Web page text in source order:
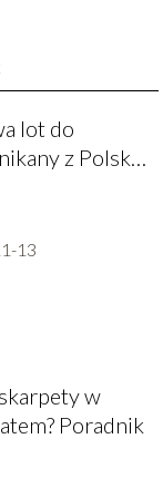
lot do
z Polski?
13
w
Poradnik